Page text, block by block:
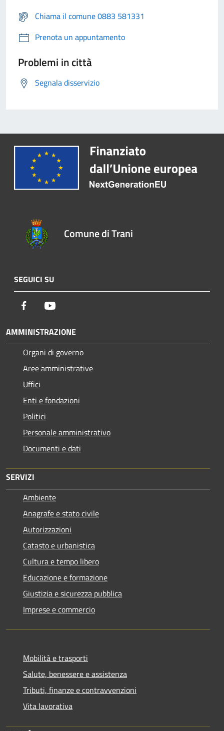
Chiama il comune 0883 581331
Prenota un appuntamento
Problemi in città
Segnala disservizio
Comune di Trani
SEGUICI SU
Facebook
AMMINISTRAZIONE
Organi di governo
Aree amministrative
Uffici
Enti e fondazioni
Politici
Personale amministrativo
Documenti e dati
SERVIZI
Ambiente
Anagrafe e stato civile
Autorizzazioni
Catasto e urbanistica
Cultura e tempo libero
Educazione e formazione
Giustizia e sicurezza pubblica
Imprese e commercio
Mobilità e trasporti
Salute, benessere e assistenza
Tributi, finanze e contravvenzioni
Vita lavorativa